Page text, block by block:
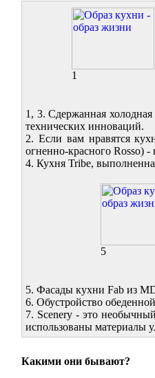
1
1, 3. Сдержанная
технических инноваций.
2. Если вам нравятся
огненно-красного Rosso)
4. Кухня Tribe,
5
5. Фасады кухни Fab из
6. Обустройство
7. Scenery - это
использованы материалы
Какими они бывают?